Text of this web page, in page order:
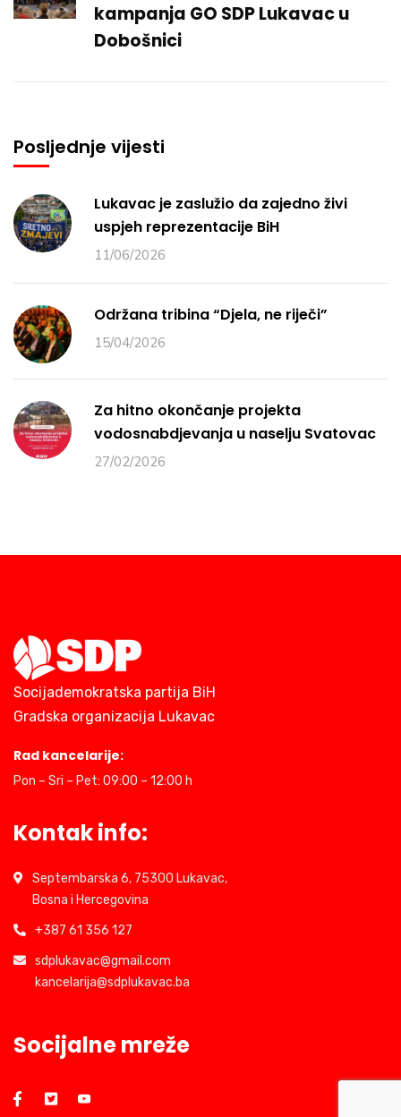
kampanja GO SDP Lukavac u
Dobošnici
Posljednje vijesti
Lukavac je zaslužio da zajedno živi
uspjeh reprezentacije BiH
11/06/2026
Održana tribina “Djela, ne riječi”
15/04/2026
Za hitno okončanje projekta
vodosnabdjevanja u naselju Svatovac
27/02/2026
Socijademokratska partija BiH
Gradska organizacija Lukavac
Rad kancelarije:
Pon – Sri – Pet: 09:00 – 12:00 h
Kontak info:
Septembarska 6, 75300 Lukavac,
Bosna i Hercegovina
+387 61 356 127
sdplukavac@gmail.com
kancelarija@sdplukavac.ba
Socijalne mreže